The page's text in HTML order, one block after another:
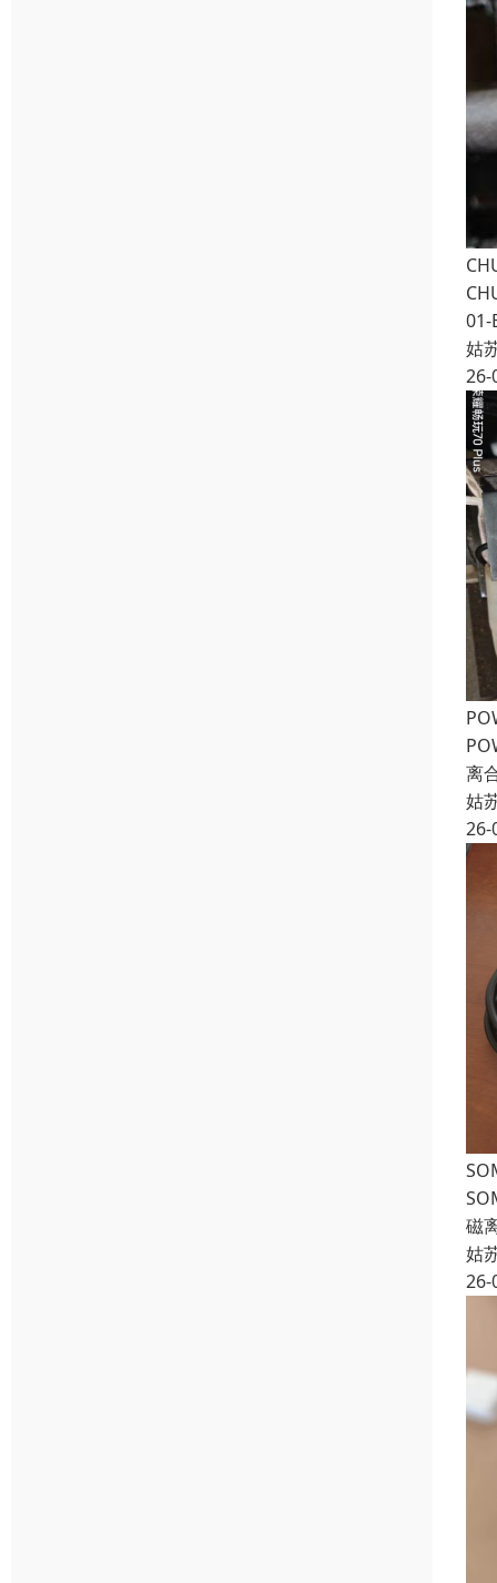
01-
姑
26-
离
姑
26-
磁
姑
26-